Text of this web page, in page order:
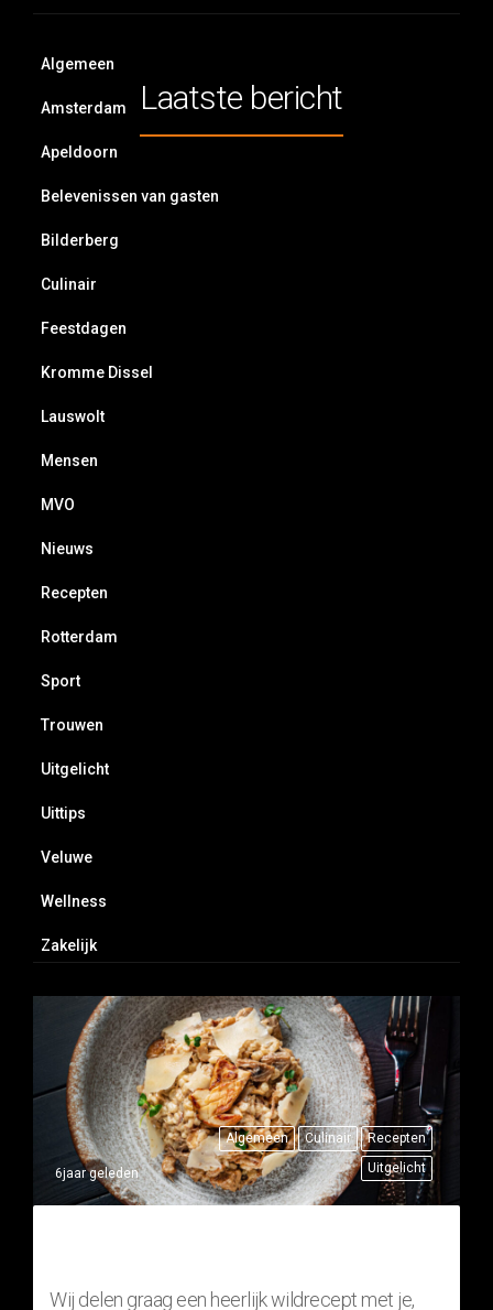
Algemeen
Amsterdam
Apeldoorn
Belevenissen van gasten
Bilderberg
Culinair
Feestdagen
Kromme Dissel
Lauswolt
Mensen
MVO
Nieuws
Recepten
Rotterdam
Sport
Trouwen
Uitgelicht
Uittips
Veluwe
Wellness
Zakelijk
Laatste bericht
Algemeen Culinair
Recepten
Uitgelicht
6jaar geleden
Wij delen graag een heerlijk wildrecept met je,